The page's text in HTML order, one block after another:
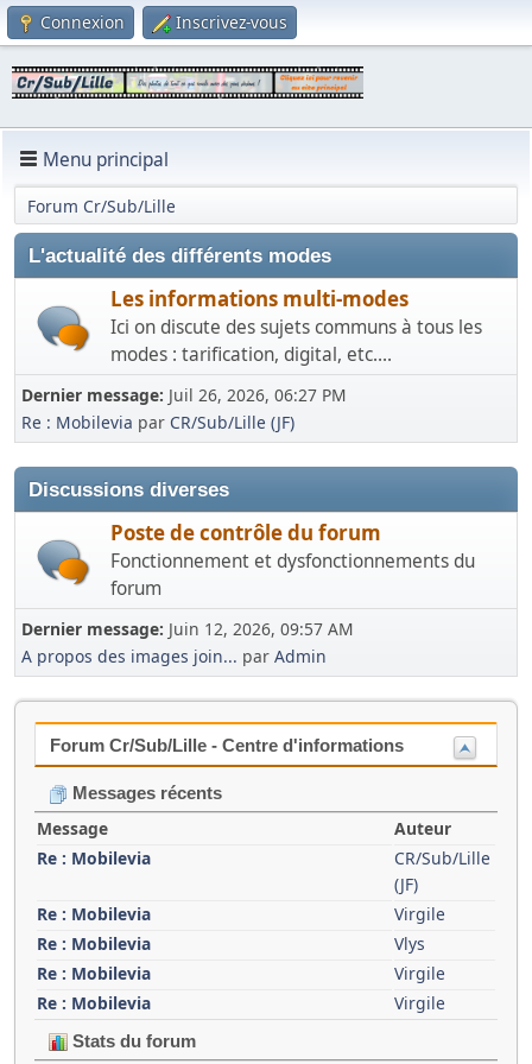
Connexion Inscrivez-vous
Menu principal
Forum Cr/Sub/Lille
L'actualité des différents modes
Les informations multi-modes
Ici on discute des sujets communs à tous les
modes : tarification, digital, etc....
Dernier message: Juil 26, 2026, 06:27 PM
Re : Mobilevia par CR/Sub/Lille (JF)
Discussions diverses
Poste de contrôle du forum
Fonctionnement et dysfonctionnements du
forum
Dernier message: Juin 12, 2026, 09:57 AM
A propos des images join... par Admin
Forum Cr/Sub/Lille - Centre d'informations
Messages récents
Message
Auteur
Re : Mobilevia
CR/Sub/Lille
(JF)
Re : Mobilevia
Virgile
Re : Mobilevia
Vlys
Re : Mobilevia
Virgile
Re : Mobilevia
Virgile
Stats du forum